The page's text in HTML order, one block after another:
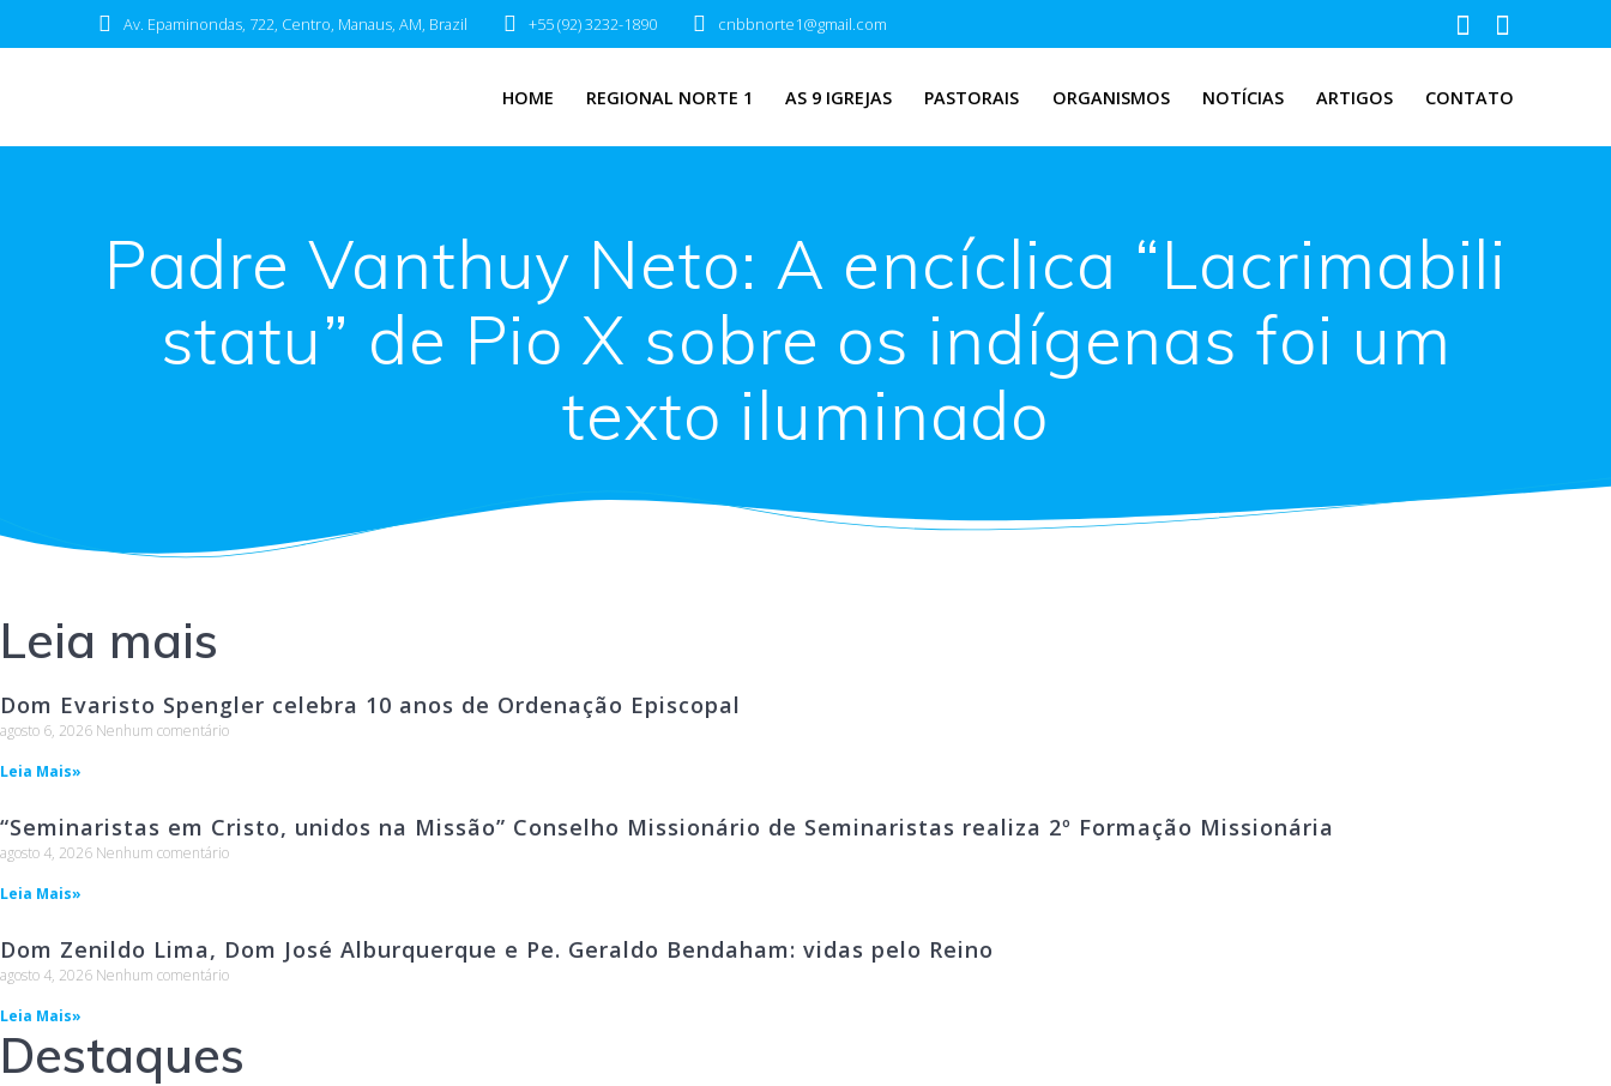
Av. Epaminondas, 722, Centro, Manaus, AM, Brazil +55 (92) 3232-1890 cnbbnorte1@gmail.com
HOME REGIONAL NORTE 1 AS 9 IGREJAS PASTORAIS ORGANISMOS NOTÍCIAS ARTIGOS CONTATO
Padre Vanthuy Neto: A encíclica “Lacrimabili
statu” de Pio X sobre os indígenas foi um
texto iluminado
Leia mais
Dom Evaristo Spengler celebra 10 anos de Ordenação Episcopal
agosto 6, 2026 Nenhum comentário
Leia Mais»
“Seminaristas em Cristo, unidos na Missão” Conselho Missionário de Seminaristas realiza 2º Formação Missionária
agosto 4, 2026 Nenhum comentário
Leia Mais»
Dom Zenildo Lima, Dom José Alburquerque e Pe. Geraldo Bendaham: vidas pelo Reino
agosto 4, 2026 Nenhum comentário
Leia Mais»
Destaques